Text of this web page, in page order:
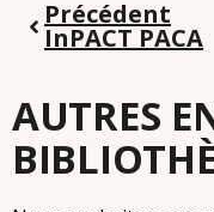
Précédent
InPACT PACA
AUTRES